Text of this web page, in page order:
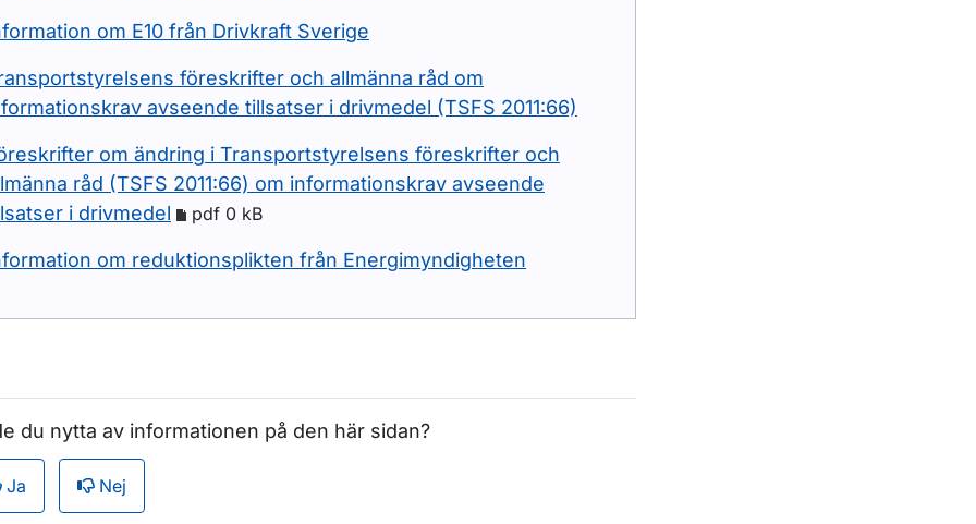
om E10 från Drivkraft Sverige
föreskrifter och allmänna råd om
avseende tillsatser i drivmedel (TSFS 2011:66)
om ändring i Transportstyrelsens föreskrifter och
råd (TSFS 2011:66) om informationskrav avseende
i drivmedel
pdf 0 kB
om reduktionsplikten från Energimyndigheten
du nytta av informationen på den här sidan?
Ja Nej